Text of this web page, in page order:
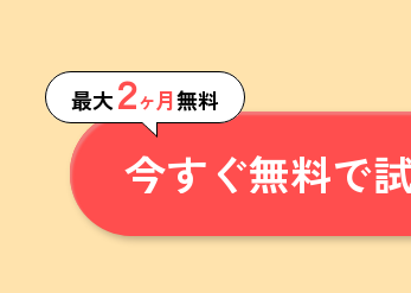
最大２ヶ月無料
今すぐ無料で